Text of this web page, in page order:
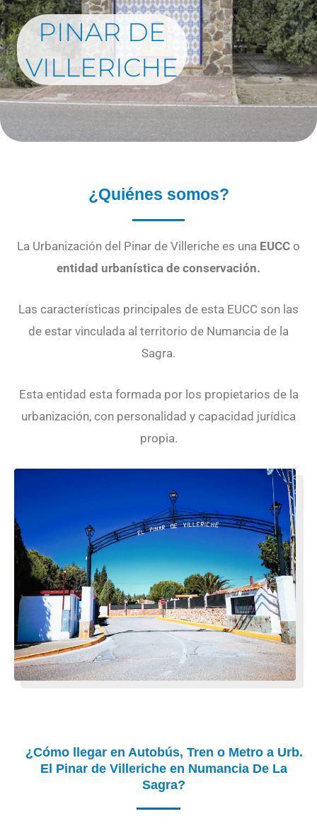
PINAR DE
VILLERICHE
¿Quiénes somos?
La Urbanización del Pinar de Villeriche es una EUCC o
entidad urbanística de conservación.
Las características principales de esta EUCC son las
de estar vinculada al territorio de Numancia de la
Sagra.
Esta entidad esta formada por los propietarios de la
urbanización, con personalidad y capacidad jurídica
propia.
¿Cómo llegar en Autobús, Tren o Metro a Urb.
El Pinar de Villeriche en Numancia De La
Sagra?